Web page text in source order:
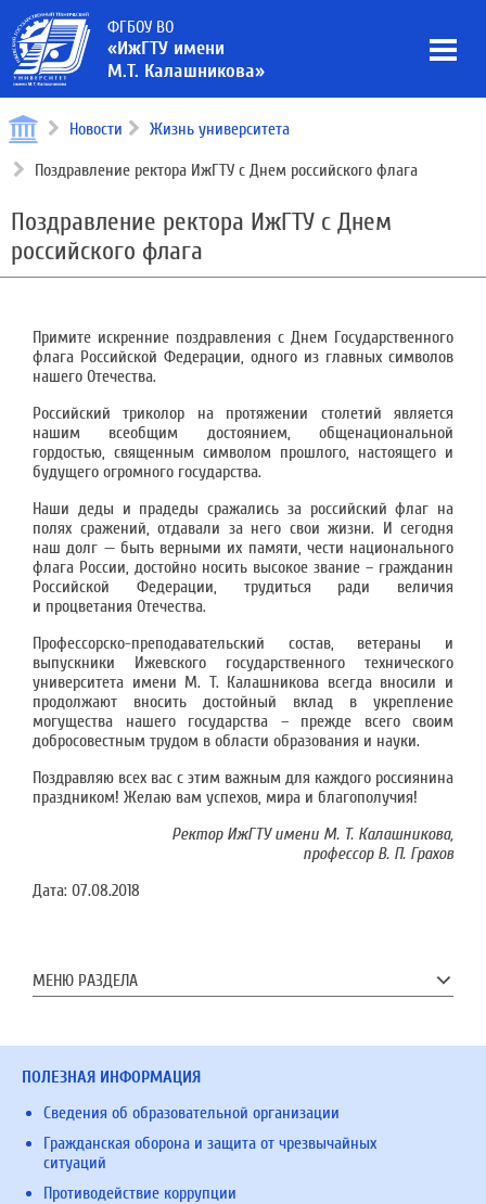
ФГБОУ ВО
«ИжГТУ имени
М.Т. Калашникова»
Новости Жизнь университета
Поздравление ректора ИжГТУ с Днем российского флага
Поздравление ректора ИжГТУ с Днем
российского флага
Примите искренние поздравления с Днем Государственного
флага Российской Федерации, одного из главных символов
нашего Отечества.
Российский триколор на протяжении столетий является
нашим всеобщим достоянием, общенациональной
гордостью, священным символом прошлого, настоящего и
будущего огромного государства.
Наши деды и прадеды сражались за российский флаг на
полях сражений, отдавали за него свои жизни. И сегодня
наш долг — быть верными их памяти, чести национального
флага России, достойно носить высокое звание – гражданин
Российской Федерации, трудиться ради величия
и процветания Отечества.
Профессорско-преподавательский состав, ветераны и
выпускники Ижевского государственного технического
университета имени М. Т. Калашникова всегда вносили и
продолжают вносить достойный вклад в укрепление
могущества нашего государства – прежде всего своим
добросовестным трудом в области образования и науки.
Поздравляю всех вас с этим важным для каждого россиянина
праздником! Желаю вам успехов, мира и благополучия!
Ректор ИжГТУ имени М. Т. Калашникова,
профессор В. П. Грахов
Дата: 07.08.2018
МЕНЮ РАЗДЕЛА
ПОЛЕЗНАЯ ИНФОРМАЦИЯ
Сведения об образовательной организации
Гражданская оборона и защита от чрезвычайных
ситуаций
Противодействие коррупции